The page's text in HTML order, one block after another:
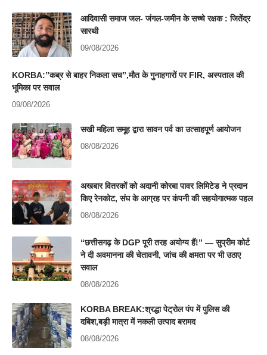
आदिवासी समाज जल- जंगल-जमीन के सच्चे रक्षक : जितेंद्र
सारथी
09/08/2026
KORBA:”कब्र से बाहर निकला सच”,मौत के गुनाहगारों पर FIR, अस्पताल की
भूमिका पर सवाल
09/08/2026
सखी महिला समूह द्वारा सावन पर्व का उत्साहपूर्ण आयोजन
08/08/2026
अखबार वितरकों को अदानी कोरबा पावर लिमिटेड ने प्रदान
किए रेनकोट, संघ के आग्रह पर कंपनी की सहयोगात्मक पहल
08/08/2026
“छत्तीसगढ़ के DGP पूरी तरह अयोग्य हैं!” — सुप्रीम कोर्ट
ने दी अवमानना की चेतावनी, जांच की क्षमता पर भी उठाए
सवाल
08/08/2026
KORBA BREAK:श्रद्धा पेट्रोल पंप में पुलिस की
दबिश,बड़ी मात्रा में नकली उत्पाद बरामद
08/08/2026